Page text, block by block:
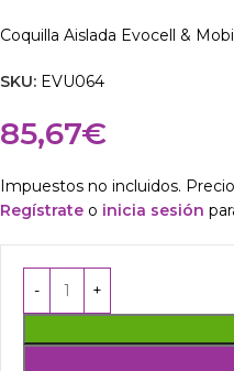
Coquilla Aislada Evocell &
SKU: EVU064
85,67€
Impuestos no incluidos.
Regístrateo inicia sesión